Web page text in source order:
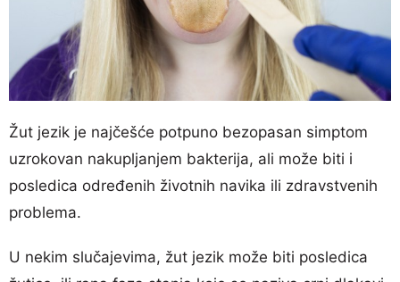
Žut jezik je najčešće potpuno bezopasan simptom
uzrokovan nakupljanjem bakterija, ali može biti i
posledica određenih životnih navika ili zdravstvenih
problema.
U nekim slučajevima, žut jezik može biti posledica